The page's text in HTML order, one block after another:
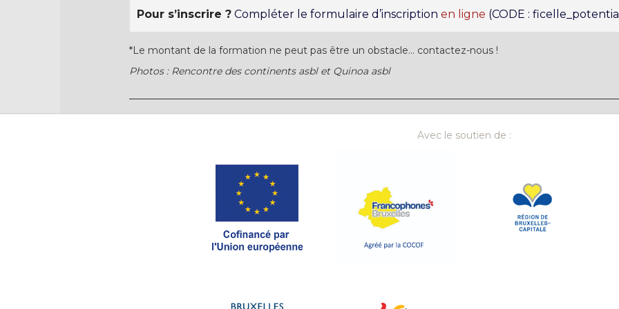
Pour s’inscrire ? Compléter le formulaire d’inscription en ligne (CODE :
*Le montant de la formation ne peut pas être un obstacle… contactez-nous !
Photos : Rencontre des continents asbl et Quinoa asbl
Avec le soutien de :